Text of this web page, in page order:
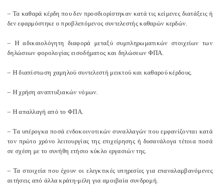
– Τα καθαρά κέρδη που δεν προσδιορίστηκαν κατά τις κείμενες διατάξεις ή
δεν εφαρμόστηκε ο προβλεπόμενος συντελεστής καθαρών κερδών.
– Η αδικαιολόγητη διαφορά μεταξύ συμπληρωματικών στοιχείων των
δηλώσεων φορολογίας εισοδήματος και δηλώσεων ΦΠΑ.
– Η διαπίστωση χαμηλού συντελεστή μεικτού και καθαρού κέρδους.
– Η χρήση αναπτυξιακών νόμων.
– Η απαλλαγή από το ΦΠΑ.
– Τα υπέρογκα ποσά ενδοκοινοτικών συναλλαγών που εμφανίζονται κατά
τον πρώτο χρόνο λειτουργίας της επιχείρησης ή δυσανάλογα τέτοια ποσά
σε σχέση με το συνήθη ετήσιο κύκλο εργασιών της.
– Τα στοιχεία που έχουν οι ελεγκτικές υπηρεσίες για επαναλαμβανόμενες
αιτήσεις από άλλα κράτη-μέλη για αμοιβαία συνδρομή.